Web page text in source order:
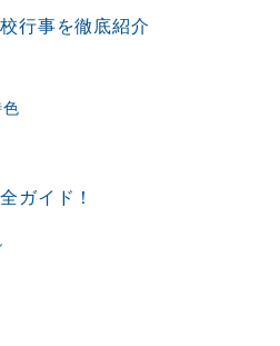
行事を徹底紹介
ガイド！